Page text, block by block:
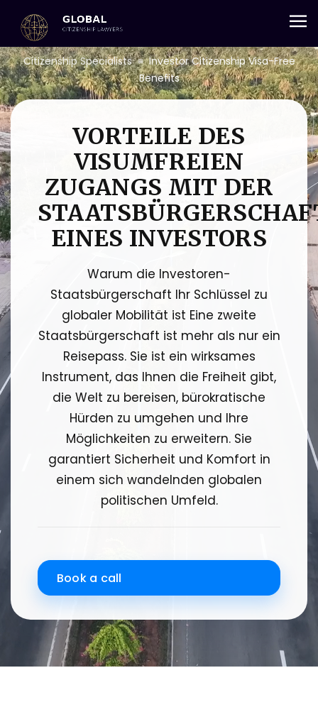
+357 25 059 684
Citizenship Specialists≡Investor Citizenship Visa-Free
Benefits
VORTEILE DES
VISUMFREIEN
ZUGANGS MIT DER
EINES INVESTORS
Warum die Investoren-
Staatsbürgerschaft Ihr Schlüssel zu
globaler Mobilität ist Eine zweite
Staatsbürgerschaft ist mehr als nur ein
Reisepass. Sie ist ein wirksames
Instrument, das Ihnen die Freiheit gibt,
die Welt zu bereisen, bürokratische
Hürden zu umgehen und Ihre
Möglichkeiten zu erweitern. Sie
garantiert Sicherheit und Komfort in
einem sich wandelnden globalen
politischen Umfeld.
Book a call